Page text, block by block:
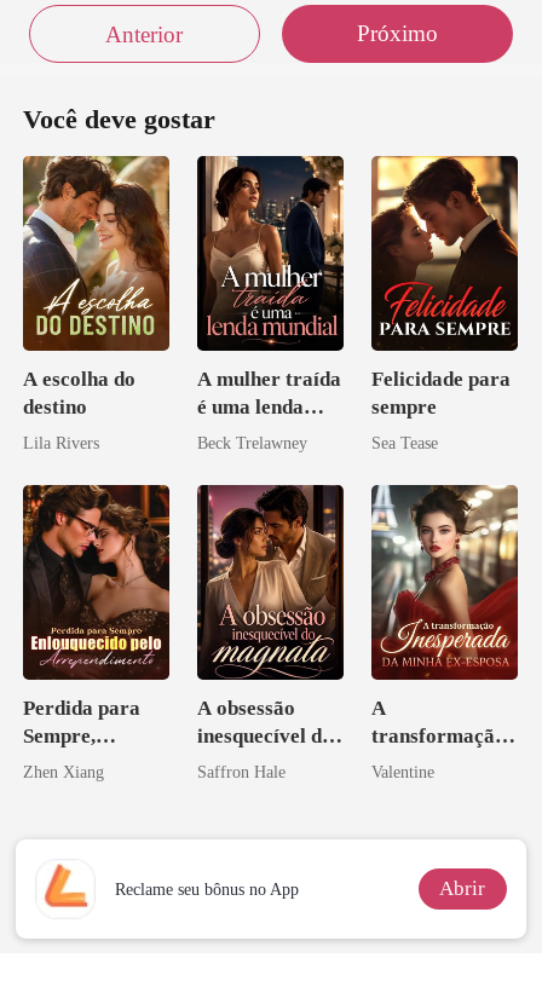
Anterior Próximo
Você deve gostar
A escolha do
destino
Lila Rivers
A mulher traída
é uma lenda
mundial
Beck Trelawney
Felicidade para
sempre
Sea Tease
Perdida para
Sempre,
Enlouquecido
o
Zhen Xiang
A obsessão
inesquecível do
magnata
Saffron Hale
A
transformação
inesperada da
Valentine
Reclame seu bônus no App Abrir